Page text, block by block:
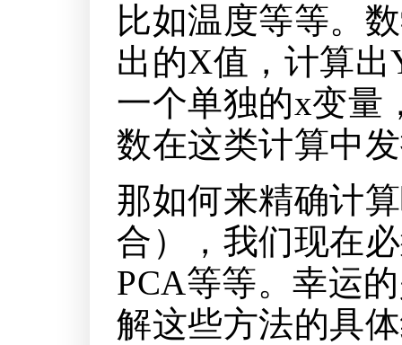
比如温度等等。
出的X值，计算
一个单独的x变量
数在这类计算中
那如何来精确计
合），我们现在
PCA等等。幸运
解这些方法的具